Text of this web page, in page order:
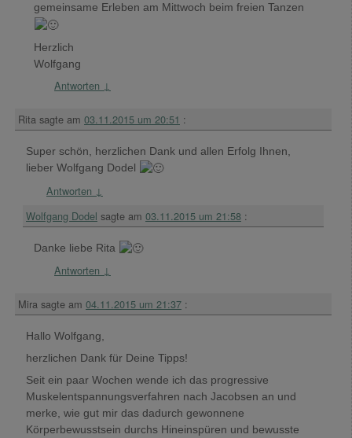
gemeinsame Erleben am Mittwoch beim freien Tanzen
Herzlich
Wolfgang
Antworten ↓
Rita sagte am 03.11.2015 um 20:51 :
Super schön, herzlichen Dank und allen Erfolg Ihnen,
lieber Wolfgang Dodel
Antworten ↓
Wolfgang Dodel sagte am 03.11.2015 um 21:58 :
Danke liebe Rita
Antworten ↓
Mira sagte am 04.11.2015 um 21:37 :
Hallo Wolfgang,
herzlichen Dank für Deine Tipps!
Seit ein paar Wochen wende ich das progressive
Muskelentspannungsverfahren nach Jacobsen an und
merke, wie gut mir das dadurch gewonnene
Körperbewusstsein durchs Hineinspüren und bewusste